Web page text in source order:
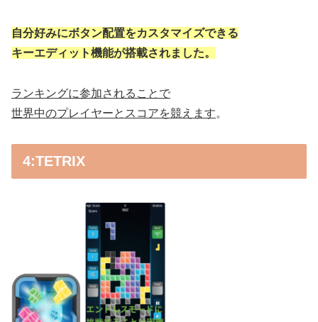
自分好みにボタン配置をカスタマイズできる
キーエディット機能が搭載されました。
ランキングに参加されることで
世界中のプレイヤーとスコアを競えます。
4:TETRIX